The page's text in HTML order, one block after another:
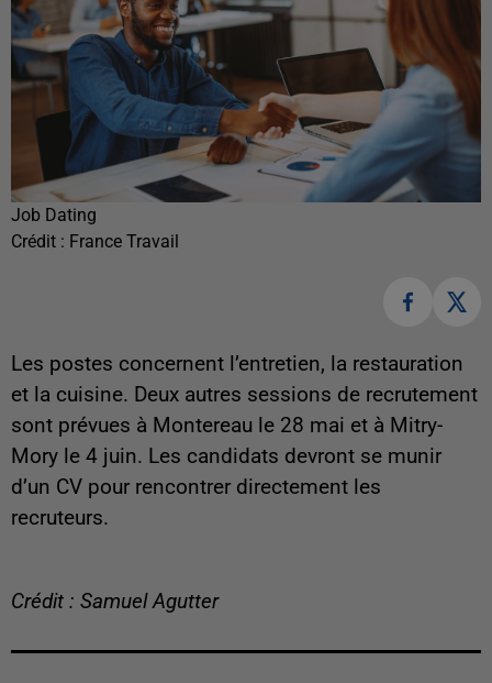
Job Dating
Crédit : France Travail
Les postes concernent l’entretien, la restauration
et la cuisine. Deux autres sessions de recrutement
sont prévues à Montereau le 28 mai et à Mitry-
Mory le 4 juin. Les candidats devront se munir
d’un CV pour rencontrer directement les
recruteurs.
Crédit : Samuel Agutter